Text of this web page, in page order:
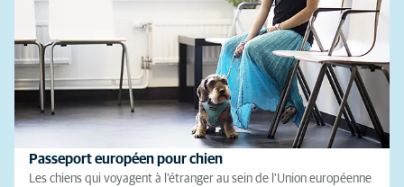
Passeport européen pour chien
Les chiens qui voyagent à l'étranger au sein de l'Union européenne